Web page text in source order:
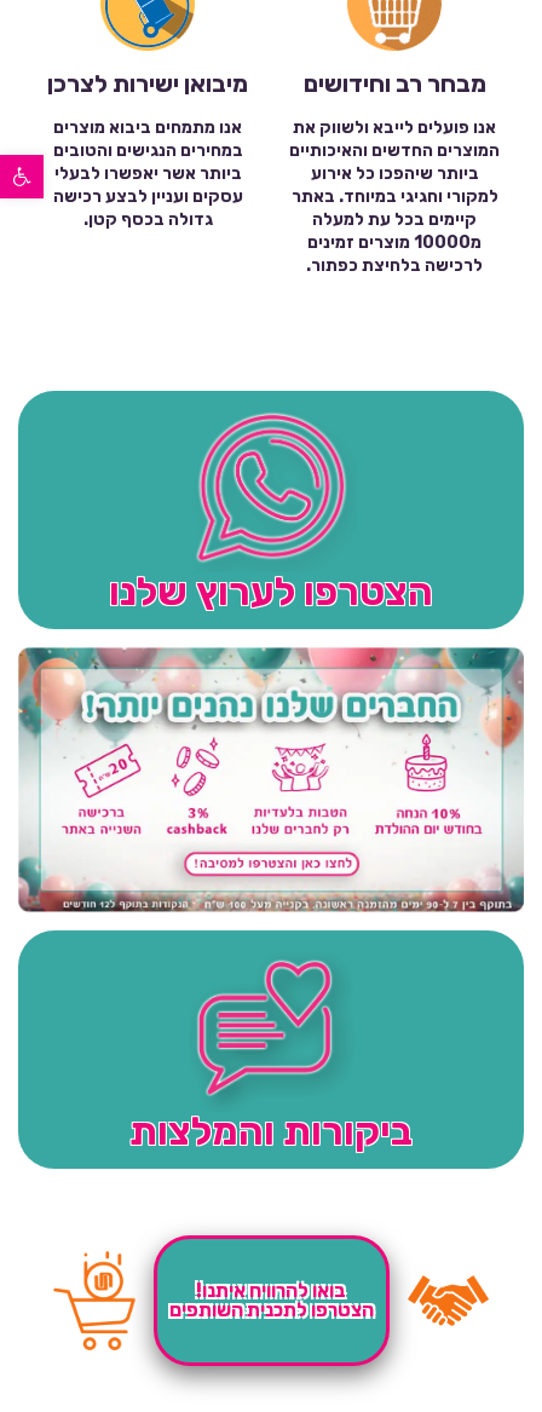
פתח סרגל נגישות
מבחר רב וחידושים
אנו פועלים לייבא ולשווק את
המוצרים החדשים והאיכותיים
ביותר שיהפכו כל אירוע
למקורי וחגיגי במיוחד. באתר
קיימים בכל עת למעלה
מ10000 מוצרים זמינים
לרכישה בלחיצת כפתור.
מיבואן ישירות לצרכן
אנו מתמחים ביבוא מוצרים
במחירים הנגישים והטובים
ביותר אשר יאפשרו לבעלי
עסקים ועניין לבצע רכישה
גדולה בכסף קטן.
הצטרפו לערוץ שלנו
ביקורות והמלצות
בואו להרוויח איתנו!
הצטרפו לתכנית השותפים